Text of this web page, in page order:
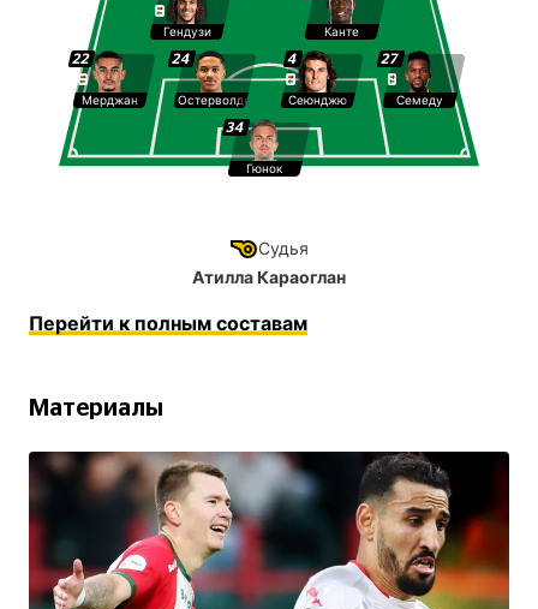
24
Остерволде
Гендузи
34
Гюнок
27
Семеду
Канте
4
Сеюнджю
22
Мерджан
Судья
Атилла Караоглан
Перейти к полным составам
Материалы